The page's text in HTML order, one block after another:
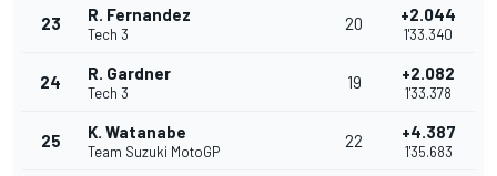
23 R. Fernandez
Tech 3
20 +2.044
1'33.340
24 R. Gardner
Tech 3
19 +2.082
1'33.378
25 K. Watanabe
Team Suzuki MotoGP
22 +4.387
1'35.683